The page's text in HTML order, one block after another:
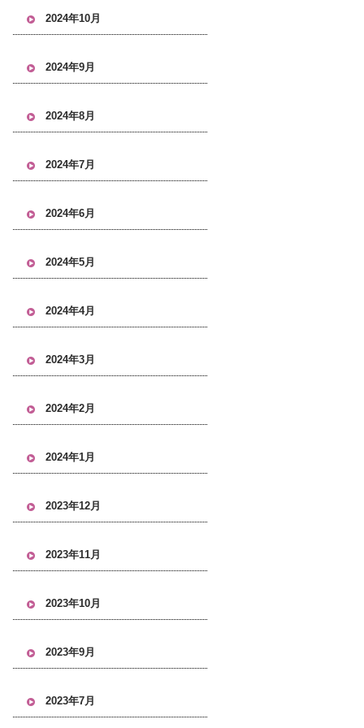
2024年10月
2024年9月
2024年8月
2024年7月
2024年6月
2024年5月
2024年4月
2024年3月
2024年2月
2024年1月
2023年12月
2023年11月
2023年10月
2023年9月
2023年7月